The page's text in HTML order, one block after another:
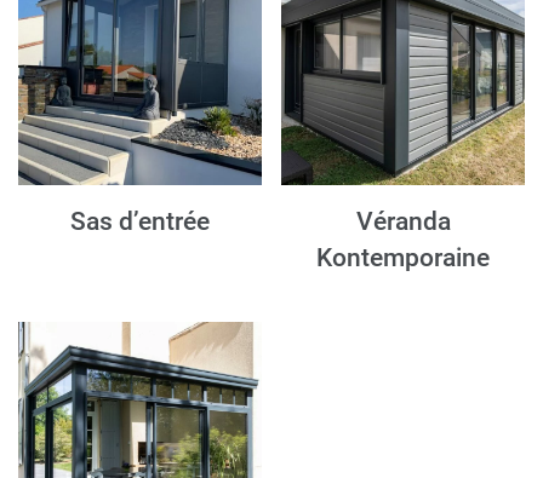
Sas d’entrée
Véranda
Kontemporaine